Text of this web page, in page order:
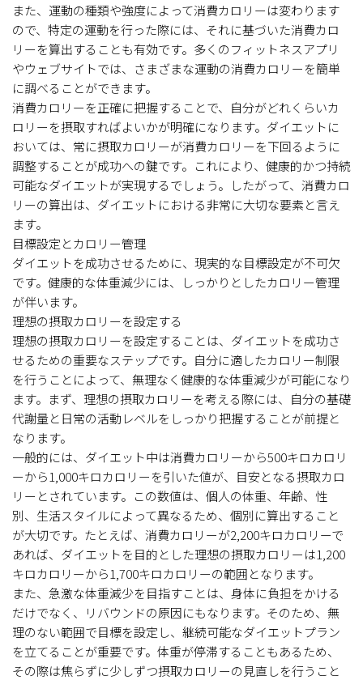
また、運動の種類や強度によって消費カロリーは変わります
ので、特定の運動を行った際には、それに基づいた消費カロ
リーを算出することも有効です。多くのフィットネスアプリ
やウェブサイトでは、さまざまな運動の消費カロリーを簡単
に調べることができます。
消費カロリーを正確に把握することで、自分がどれくらいカ
ロリーを摂取すればよいかが明確になります。ダイエットに
おいては、常に摂取カロリーが消費カロリーを下回るように
調整することが成功への鍵です。これにより、健康的かつ持続
可能なダイエットが実現するでしょう。したがって、消費カロ
リーの算出は、ダイエットにおける非常に大切な要素と言え
ます。
目標設定とカロリー管理
ダイエットを成功させるために、現実的な目標設定が不可欠
です。健康的な体重減少には、しっかりとしたカロリー管理
が伴います。
理想の摂取カロリーを設定する
理想の摂取カロリーを設定することは、ダイエットを成功さ
せるための重要なステップです。自分に適したカロリー制限
を行うことによって、無理なく健康的な体重減少が可能になり
ます。まず、理想の摂取カロリーを考える際には、自分の基礎
代謝量と日常の活動レベルをしっかり把握することが前提と
なります。
一般的には、ダイエット中は消費カロリーから500キロカロリ
ーから1,000キロカロリーを引いた値が、目安となる摂取カロ
リーとされています。この数値は、個人の体重、年齢、性
別、生活スタイルによって異なるため、個別に算出すること
が大切です。たとえば、消費カロリーが2,200キロカロリーで
あれば、ダイエットを目的とした理想の摂取カロリーは1,200
キロカロリーから1,700キロカロリーの範囲となります。
また、急激な体重減少を目指すことは、身体に負担をかける
だけでなく、リバウンドの原因にもなります。そのため、無
理のない範囲で目標を設定し、継続可能なダイエットプラン
を立てることが重要です。体重が停滞することもあるため、
その際は焦らずに少しずつ摂取カロリーの見直しを行うこと